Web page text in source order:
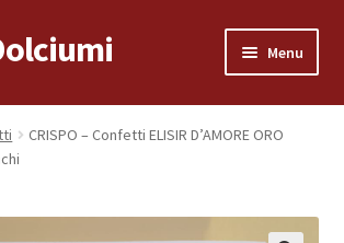
Menu
CRISPO – Confetti ELISIR D’AMORE ORO